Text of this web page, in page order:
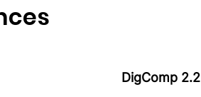
DigComp 2.2